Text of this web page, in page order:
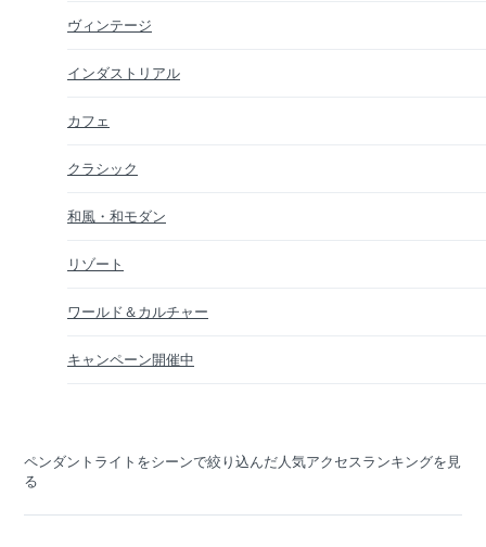
ヴィンテージ
インダストリアル
カフェ
クラシック
和風・和モダン
リゾート
ワールド＆カルチャー
キャンペーン開催中
ペンダントライトをシーンで絞り込んだ人気アクセスランキングを見
る